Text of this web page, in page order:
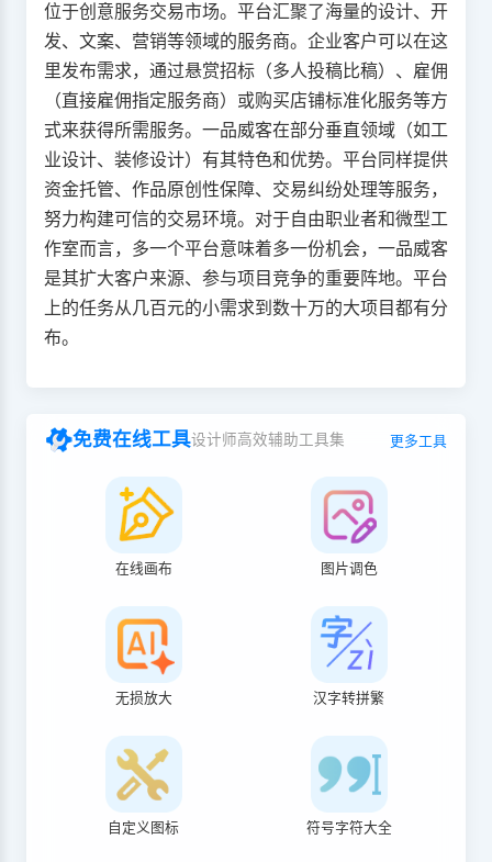
位于创意服务交易市场。平台汇聚了海量的设计、开
发、文案、营销等领域的服务商。企业客户可以在这
里发布需求，通过悬赏招标（多人投稿比稿）、雇佣
（直接雇佣指定服务商）或购买店铺标准化服务等方
式来获得所需服务。一品威客在部分垂直领域（如工
业设计、装修设计）有其特色和优势。平台同样提供
资金托管、作品原创性保障、交易纠纷处理等服务，
努力构建可信的交易环境。对于自由职业者和微型工
作室而言，多一个平台意味着多一份机会，一品威客
是其扩大客户来源、参与项目竞争的重要阵地。平台
上的任务从几百元的小需求到数十万的大项目都有分
布。
免费在线工具设计师高效辅助工具集 更多工具
在线画布 图片调色
无损放大 汉字转拼繁
自定义图标 符号字符大全